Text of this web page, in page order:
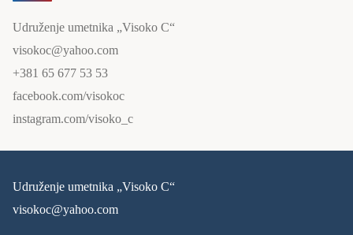
Udruženje umetnika „Visoko C“
visokoc@yahoo.com
+381 65 677 53 53
facebook.com/visokoc
instagram.com/visoko_c
Udruženje umetnika „Visoko C“
visokoc@yahoo.com